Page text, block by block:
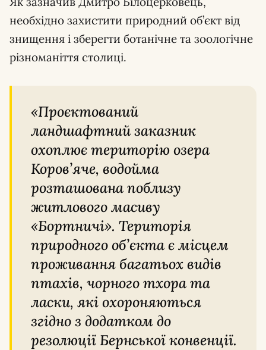
необхідно захистити природний об’єкт від
знищення і зберегти ботанічне та зоологічне
різноманіття столиці.
«Проєктований
ландшафтний заказник
охоплює територію озера
Коров’яче, водойма
розташована поблизу
житлового масиву
«Бортничі». Територія
природного об’єкта є місцем
проживання багатьох видів
птахів, чорного тхора та
ласки, які охороняються
згідно з додатком до
резолюції Бернської конвенції.